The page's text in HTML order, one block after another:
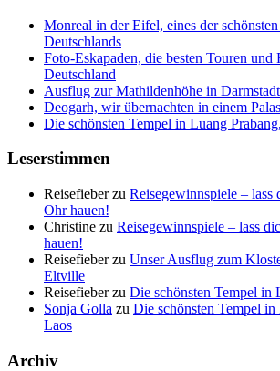
Monreal in der Eifel, eines der
Deutschlands
Foto-Eskapaden, die besten Touren und
Deutschland
Ausflug zur Mathildenhöhe in Darmstadt
Deogarh, wir übernachten in einem
Die schönsten Tempel in Luang
Leserstimmen
Reisefieberzu Reisegewinnspiele – lass
Ohr hauen!
Christine zu Reisegewinnspiele – lass
hauen!
Reisefieberzu Unser Ausflug zum
Eltville
Reisefieberzu Die schönsten Tempel in
Sonja Golla zu Die schönsten Tempel in
Laos
Archiv